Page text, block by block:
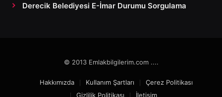
Derecik Belediyesi E-İmar Durumu Sorgulama
© 2013 Emlakbilgilerim.com ....
Hakkımızda Kullanım Şartları
Çerez Politikası
Gizlilik Politikası
İletişim